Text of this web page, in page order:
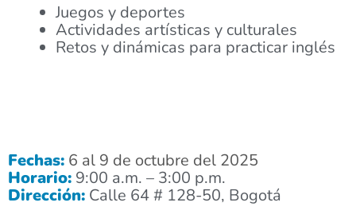
Juegos y deportes
Actividades artísticas y culturales
Retos y dinámicas para practicar inglés
Fechas: 6 al 9 de octubre del 2025
Horario: 9:00 a.m. – 3:00 p.m.
Dirección: Calle 64 # 128-50, Bogotá